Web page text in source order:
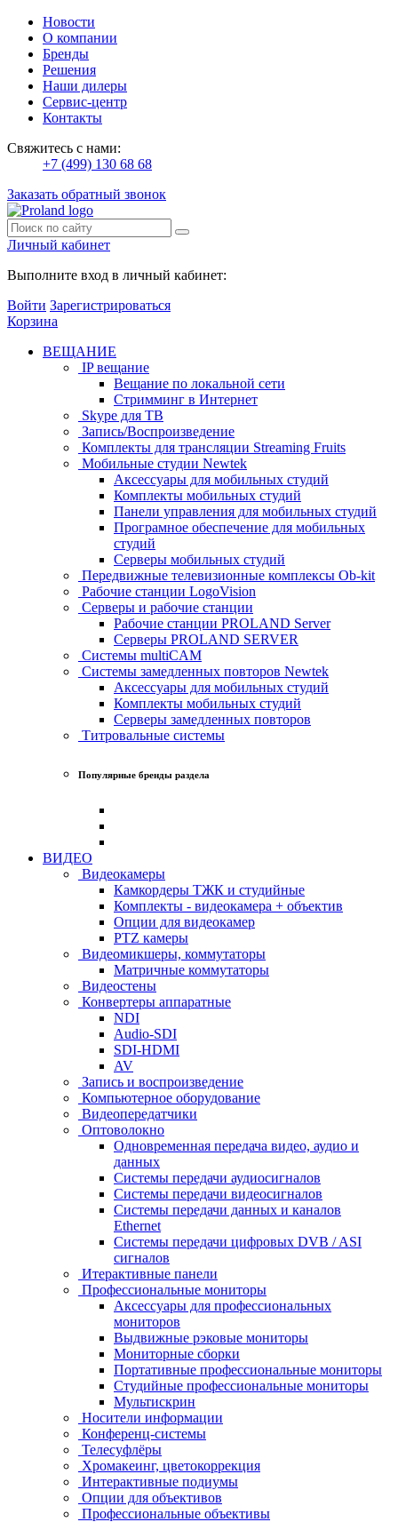
Новости
О компании
Бренды
Решения
Наши дилеры
Сервис-центр
Контакты
Свяжитесь с нами:
+7 (499) 130 68 68
Заказать обратный звонок
Личный кабинет
Выполните вход в личный кабинет:
Войти Зарегистрироваться
Корзина
ВЕЩАНИЕ
IP вещание
Вещание по локальной сети
Стримминг в Интернет
Skype для ТВ
Запись/Воспроизведение
Комплекты для трансляции Streaming Fruits
Мобильные студии Newtek
Аксессуары для мобильных студий
Комплекты мобильных студий
Панели управления для мобильных студий
Програмное обеспечение для мобильных
студий
Серверы мобильных студий
Передвижные телевизионные комплексы Ob-kit
Рабочие станции LogoVision
Серверы и рабочие станции
Рабочие станции PROLAND Server
Серверы PROLAND SERVER
Системы multiCAM
Системы замедленных повторов Newtek
Аксессуары для мобильных студий
Комплекты мобильных студий
Серверы замедленных повторов
Титровальные системы
Популярные бренды раздела
ВИДЕО
Видеокамеры
Камкордеры ТЖК и студийные
Комплекты - видеокамера + объектив
Опции для видеокамер
PTZ камеры
Видеомикшеры, коммутаторы
Матричные коммутаторы
Видеостены
Конвертеры аппаратные
NDI
Audio-SDI
SDI-HDMI
AV
Запись и воспроизведение
Компьютерное оборудование
Видеопередатчики
Оптоволокно
Одновременная передача видео, аудио и
данных
Системы передачи аудиосигналов
Системы передачи видеосигналов
Системы передачи данных и каналов
Ethernet
Системы передачи цифровых DVB / ASI
сигналов
Итерактивные панели
Профессиональные мониторы
Аксессуары для профессиональных
мониторов
Выдвижные рэковые мониторы
Мониторные сборки
Портативные профессиональные мониторы
Студийные профессиональные мониторы
Мультискрин
Носители информации
Конференц-системы
Телесуфлёры
Хромакеинг, цветокоррекция
Интерактивные подиумы
Опции для объективов
Профессиональные объективы